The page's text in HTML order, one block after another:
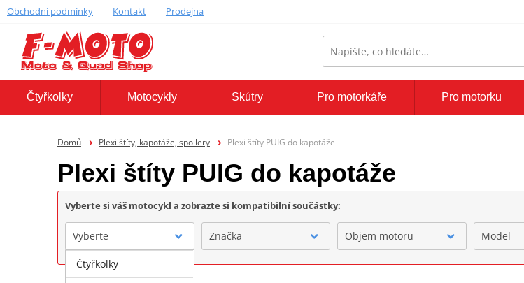
Obchodní podmínky Kontakt Prodejna
Čtyřkolky Motocykly Skútry Pro motorkáře Pro motorku
Domů Plexi štíty, kapotáže, spoilery Plexi štíty PUIG do kapotáže
Plexi štíty PUIG do kapotáže
Vyberte si váš motocykl a zobrazte si kompatibilní součástky:
Vyberte Značka Objem motoru Model
Čtyřkolky